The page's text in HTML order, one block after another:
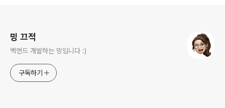
밍 끄적
백엔드 개발하는 밍입니다 :)
구독하기